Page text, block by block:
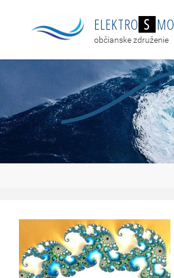
ELEKTRO S MO
občianske združenie